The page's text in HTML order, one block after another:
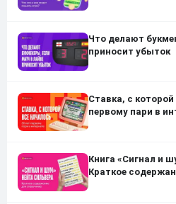
Что делают
приносит убыток
Ставка, с
первому пари в
Книга «Сигнал и
Краткое